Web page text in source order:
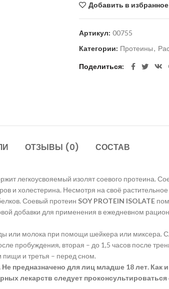
Добавить в избранное
Артикул: 00755
Категории: Протеины,
Поделиться
ОТЗЫВЫ (0) СОСТАВ
легкоусвояемый изолят соевого протеина.
и холестерина. Несмотря на своё
Соевый протеин SOY PROTEIN ISOLATE
добавки для применения в ежедневном
или молока при помощи шейкера или миксера.
пробуждения, вторая – до 1,5 часов после
и третья – перед сном.
предназначено для лиц младше 18 лет.
лекарств следует